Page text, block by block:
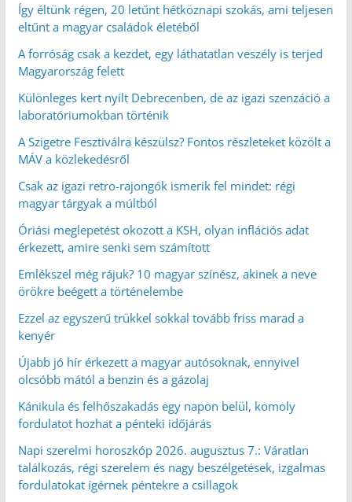
Így éltünk régen, 20 letűnt hétköznapi szokás, ami teljesen
eltűnt a magyar családok életéből
A forróság csak a kezdet, egy láthatatlan veszély is terjed
Magyarország felett
Különleges kert nyílt Debrecenben, de az igazi szenzáció a
laboratóriumokban történik
A Szigetre Fesztiválra készülsz? Fontos részleteket közölt a
MÁV a közlekedésről
Csak az igazi retro-rajongók ismerik fel mindet: régi
magyar tárgyak a múltból
Óriási meglepetést okozott a KSH, olyan inflációs adat
érkezett, amire senki sem számított
Emlékszel még rájuk? 10 magyar színész, akinek a neve
örökre beégett a történelembe
Ezzel az egyszerű trükkel sokkal tovább friss marad a
kenyér
Újabb jó hír érkezett a magyar autósoknak, ennyivel
olcsóbb mától a benzin és a gázolaj
Kánikula és felhőszakadás egy napon belül, komoly
fordulatot hozhat a pénteki időjárás
Napi szerelmi horoszkóp 2026. augusztus 7.: Váratlan
találkozás, régi szerelem és nagy beszélgetések, izgalmas
fordulatokat ígérnek péntekre a csillagok